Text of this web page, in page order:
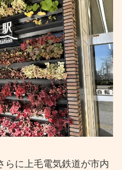
らに上毛電気鉄道が市内